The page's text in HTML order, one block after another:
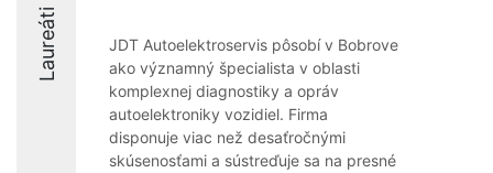
Laureáti
JDT Autoelektroservis pôsobí v Bobrove
ako významný špecialista v oblasti
komplexnej diagnostiky a opráv
autoelektroniky vozidiel. Firma
disponuje viac než desaťročnými
skúsenosťami a sústreďuje sa na presné